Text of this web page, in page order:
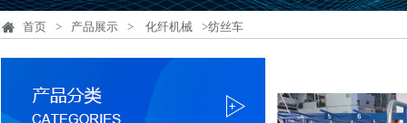
首页 > 产品展示 > 化纤机械 >纺丝车